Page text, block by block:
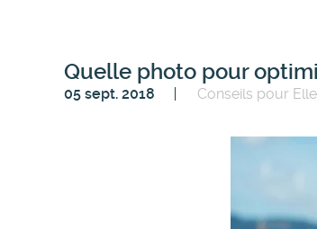
Quelle photo pour
05 sept. 2018 Conseils pour Elle